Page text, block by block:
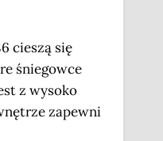
cieszą się
śniegowce
z wysoko
zapewni